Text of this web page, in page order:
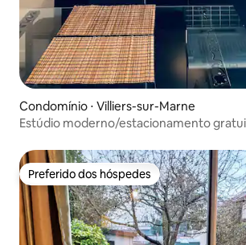
Condomínio ⋅ Villiers-sur-Marne
Estúdio moderno/estacionamento
Preferido dos hóspedes
Preferido dos hóspedes